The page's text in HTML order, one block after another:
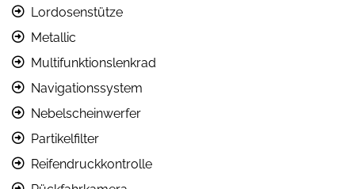
Lordosenstütze
Metallic
Multifunktionslenkrad
Navigationssystem
Nebelscheinwerfer
Partikelfilter
Reifendruckkontrolle